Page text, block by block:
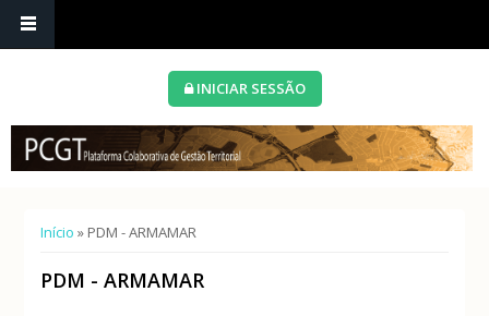
INICIAR SESSÃO
Está aqui
Início » PDM - ARMAMAR
PDM - ARMAMAR